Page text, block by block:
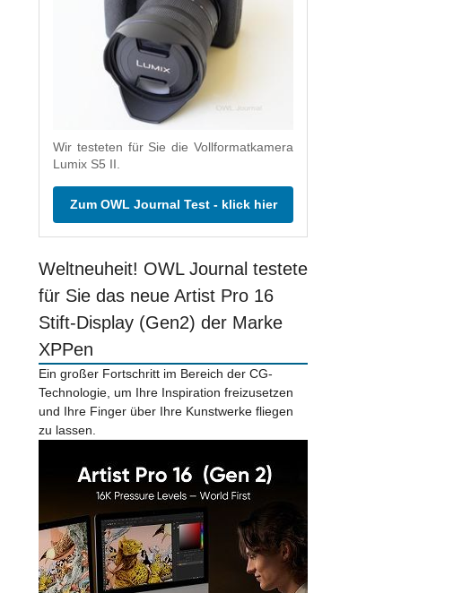
Wir testeten für Sie die Vollformatkamera
Lumix S5 II.
Zum OWL Journal Test - klick hier
Weltneuheit! OWL Journal testete
für Sie das neue Artist Pro 16
Stift-Display (Gen2) der Marke
XPPen
Ein großer Fortschritt im Bereich der CG-
Technologie, um Ihre Inspiration freizusetzen
und Ihre Finger über Ihre Kunstwerke fliegen
zu lassen.